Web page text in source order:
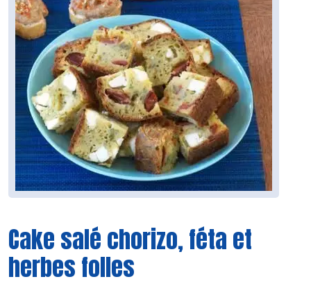
Cake salé chorizo, féta et
herbes folles